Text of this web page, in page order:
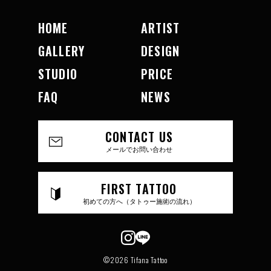
HOME
ARTIST
GALLERY
DESIGN
STUDIO
PRICE
FAQ
NEWS
CONTACT US
メールでお問い合わせ
FIRST TATTOO
初めての方へ（タトゥー施術の流れ）
©2026 Tifana Tattoo